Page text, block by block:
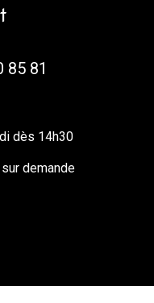
85 81
dès 14h30
demande